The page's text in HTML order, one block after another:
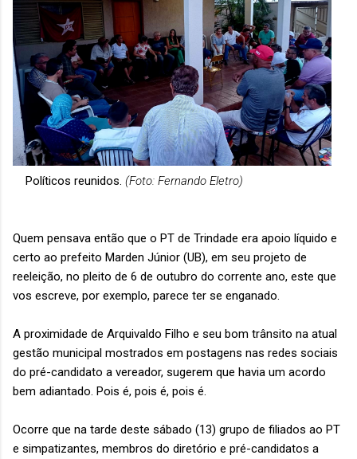
Políticos reunidos. (Foto: Fernando Eletro)
Quem pensava então que o PT de Trindade era apoio líquido e
certo ao prefeito Marden Júnior (UB), em seu projeto de
reeleição, no pleito de 6 de outubro do corrente ano, este que
vos escreve, por exemplo, parece ter se enganado.
A proximidade de Arquivaldo Filho e seu bom trânsito na atual
gestão municipal mostrados em postagens nas redes sociais
do pré-candidato a vereador, sugerem que havia um acordo
bem adiantado. Pois é, pois é, pois é.
Ocorre que na tarde deste sábado (13) grupo de filiados ao PT
e simpatizantes, membros do diretório e pré-candidatos a